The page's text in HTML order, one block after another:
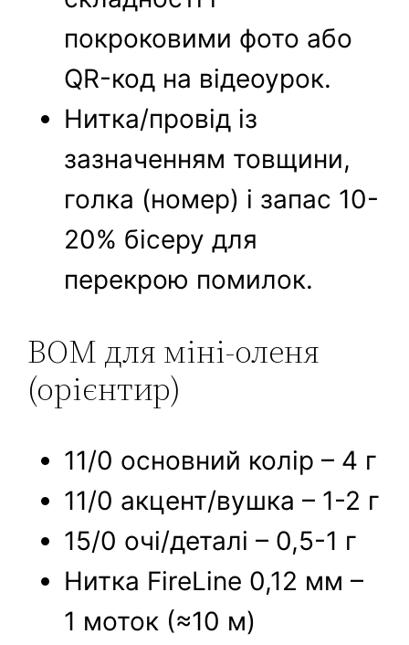
покроковими фото або
QR-код на відеоурок.
Нитка/провід із
зазначенням товщини,
голка (номер) і запас 10-
20% бісеру для
перекрою помилок.
BOM для міні-оленя
(орієнтир)
11/0 основний колір – 4 г
11/0 акцент/вушка – 1-2 г
15/0 очі/деталі – 0,5-1 г
Нитка FireLine 0,12 мм –
1 моток (≈10 м)